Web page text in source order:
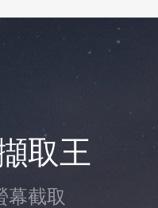
取王
幕截取